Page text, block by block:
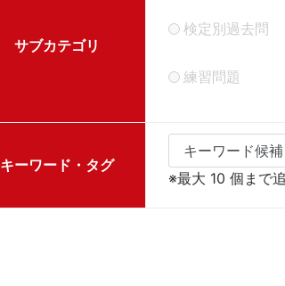
サブカテゴリ
検定別過去問
練習問題
キーワード・タグ
※最大 10 個まで